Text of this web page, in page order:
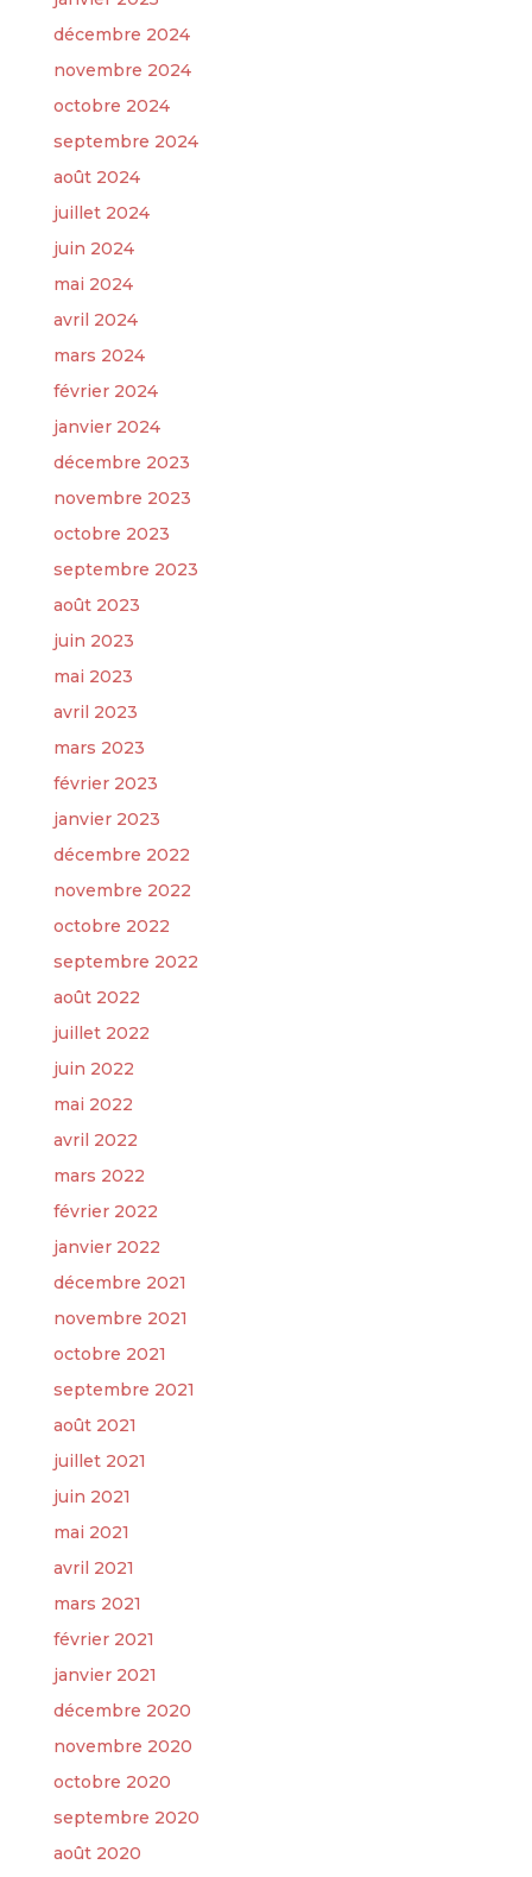
décembre 2024
novembre 2024
octobre 2024
septembre 2024
août 2024
juillet 2024
juin 2024
mai 2024
avril 2024
mars 2024
février 2024
janvier 2024
décembre 2023
novembre 2023
octobre 2023
septembre 2023
août 2023
juin 2023
mai 2023
avril 2023
mars 2023
février 2023
janvier 2023
décembre 2022
novembre 2022
octobre 2022
septembre 2022
août 2022
juillet 2022
juin 2022
mai 2022
avril 2022
mars 2022
février 2022
janvier 2022
décembre 2021
novembre 2021
octobre 2021
septembre 2021
août 2021
juillet 2021
juin 2021
mai 2021
avril 2021
mars 2021
février 2021
janvier 2021
décembre 2020
novembre 2020
octobre 2020
septembre 2020
août 2020